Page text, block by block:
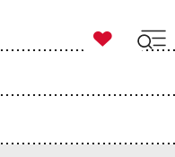

taz zahl ich